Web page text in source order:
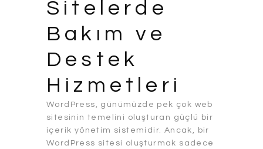
Sitelerde
Bakım ve
Destek
Hizmetleri
WordPress, günümüzde pek çok web
sitesinin temelini oluşturan güçlü bir
içerik yönetim sistemidir. Ancak, bir
WordPress sitesi oluşturmak sadece